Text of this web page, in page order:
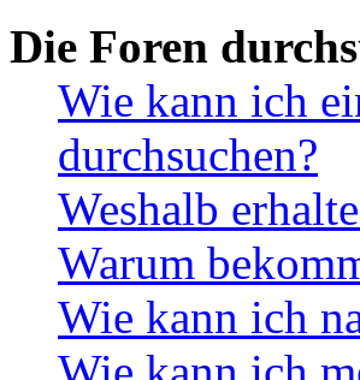
Die Foren
Wie kann ich
durchsuchen?
Weshalb
Warum
Wie kann ich